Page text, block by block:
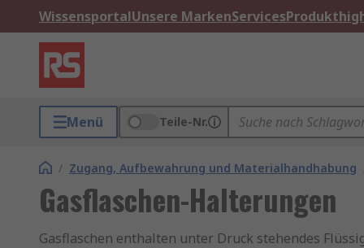
WissensportalUnsere MarkenServices
Menü Teile-Nr.
/ Zugang, Aufbewahrung und Materialhandhabung
Gasflaschen-Halterungen
Gasflaschen enthalten unter Druck stehendes